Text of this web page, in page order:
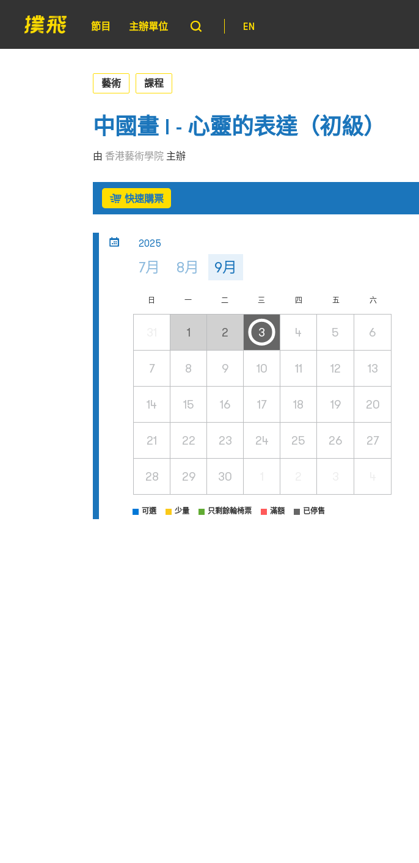
節目 主辦單位 EN
藝術 課程
中國畫 I - 心靈的表達（初級）
由 香港藝術學院 主辦
快速購票
2025
7月 8月 9月
日 一 二 三 四 五 六
1 2 3 4 5 6
7 8 9 10 11 12 13
14 15 16 17 18 19 20
21 22 23 24 25 26 27
28 29 30
可選 少量 只剩餘輪椅票 滿額 已停售